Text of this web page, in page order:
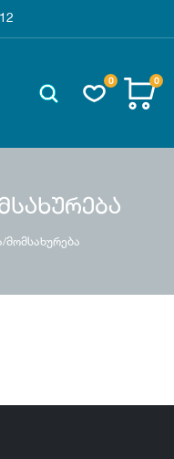
0 0
მომსახურება